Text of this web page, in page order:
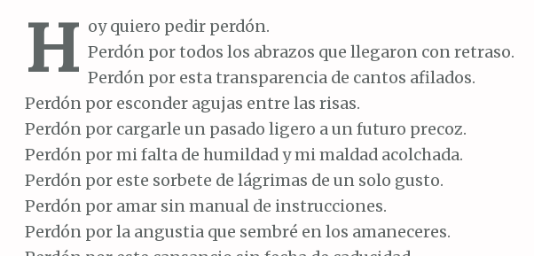
H oy quiero pedir perdón.
Perdón por todos los abrazos que llegaron con retraso.
Perdón por esta transparencia de cantos afilados.
Perdón por esconder agujas entre las risas.
Perdón por cargarle un pasado ligero a un futuro precoz.
Perdón por mi falta de humildad y mi maldad acolchada.
Perdón por este sorbete de lágrimas de un solo gusto.
Perdón por amar sin manual de instrucciones.
Perdón por la angustia que sembré en los amaneceres.